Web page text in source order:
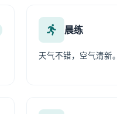
晨练
天气不错，空气清新。